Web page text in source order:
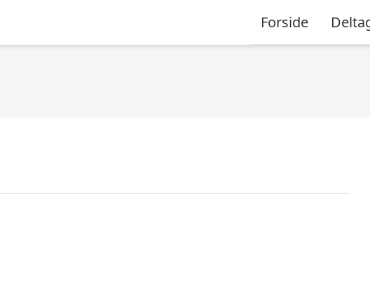
Forside